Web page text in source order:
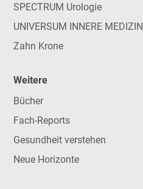
SPECTRUM Urologie
UNIVERSUM INNERE MEDIZIN
Zahn Krone
Weitere
Bücher
Fach-Reports
Gesundheit verstehen
Neue Horizonte